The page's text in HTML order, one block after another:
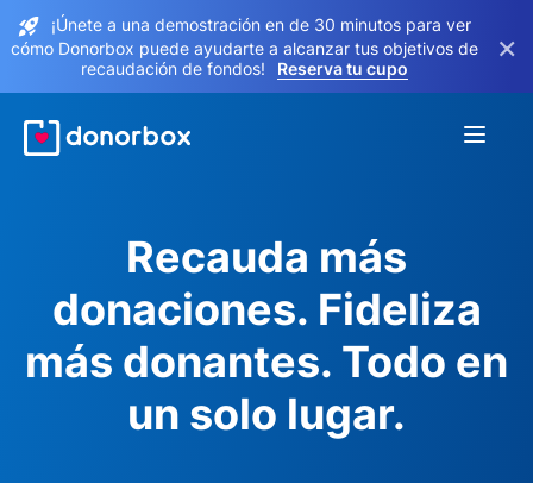
¡Únete a una demostración en de 30 minutos para ver
cómo Donorbox puede ayudarte a alcanzar tus objetivos de
recaudación de fondos!
Reserva tu cupo
×
Recauda más
donaciones. Fideliza
más donantes. Todo en
un solo lugar.